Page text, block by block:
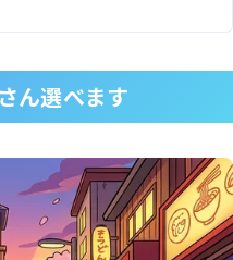
ん選べます